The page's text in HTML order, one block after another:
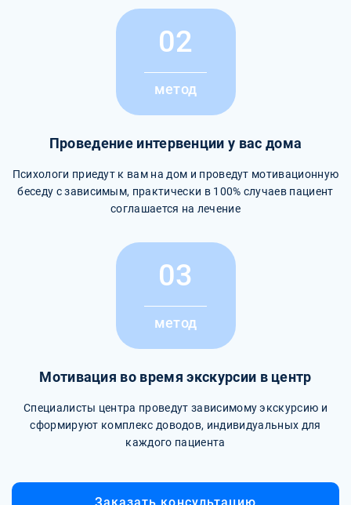
02
метод
Проведение интервенции у вас дома
Психологи приедут к вам на дом и проведут мотивационную
беседу с зависимым, практически в 100% случаев пациент
соглашается на лечение
03
метод
Мотивация во время экскурсии в центр
Специалисты центра проведут зависимому экскурсию и
сформируют комплекс доводов, индивидуальных для
каждого пациента